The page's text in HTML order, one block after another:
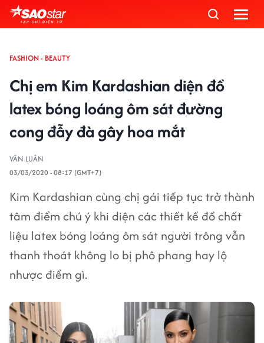
FASHION - BEAUTY
Chị em Kim Kardashian diện đồ
latex bóng loáng ôm sát đường
cong đẫy đà gây hoa mắt
VĂN LUÂN
03/03/2020 - 08:17 (GMT+7)
Kim Kardashian cùng chị gái tiếp tục trở thành
tâm điểm chú ý khi diện các thiết kế đồ chất
liệu latex bóng loáng ôm sát người trông vẫn
thanh thoát không lo bị phô phang hay lộ
nhược điểm gì.